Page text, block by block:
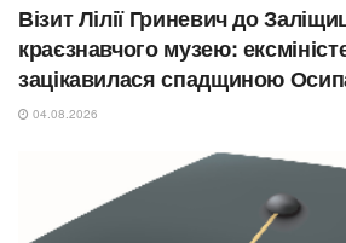
Візит Лілії Гриневич до
краєзнавчого музею:
зацікавилася спадщиною
04.08.2026